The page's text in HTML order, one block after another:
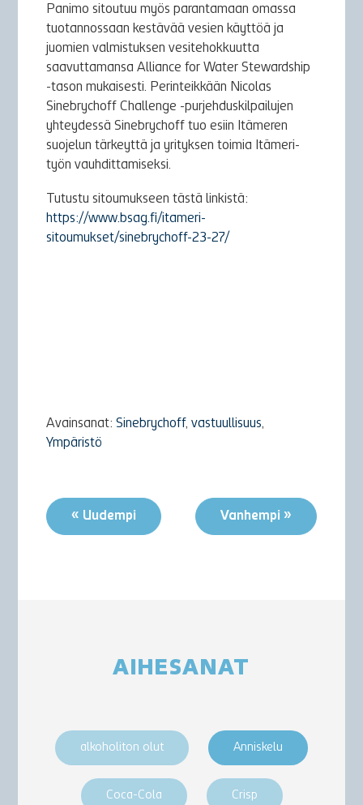
Panimo sitoutuu myös parantamaan omassa
tuotannossaan kestävää vesien käyttöä ja
juomien valmistuksen vesitehokkuutta
saavuttamansa Alliance for Water Stewardship
-tason mukaisesti. Perinteikkään Nicolas
Sinebrychoff Challenge -purjehduskilpailujen
yhteydessä Sinebrychoff tuo esiin Itämeren
suojelun tärkeyttä ja yrityksen toimia Itämeri-
työn vauhdittamiseksi.
Tutustu sitoumukseen tästä linkistä:
https://www.bsag.fi/itameri-
sitoumukset/sinebrychoff-23-27/
Avainsanat:Sinebrychoff,vastuullisuus,
Ympäristö
Vanhempi »
« Uudempi
AIHESANAT
alkoholiton olut Anniskelu
Coca-Cola Crisp